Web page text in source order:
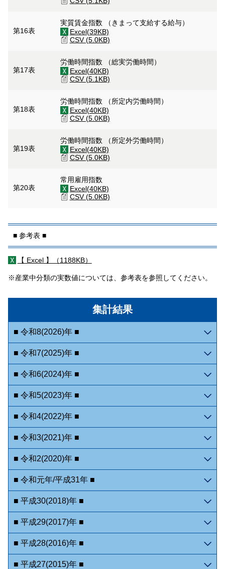
集計結果
■ 令和8(2026)年 ■
■ 令和7(2025)年 ■
■ 令和6(2024)年 ■
■ 令和5(2023)年 ■
■ 令和4(2022)年 ■
■ 令和3(2021)年 ■
■ 令和2(2020)年 ■
■ 令和元年/平成31年 ■
■ 平成30(2018)年 ■
■ 平成29(2017)年 ■
■ 平成28(2016)年 ■
■ 平成27(2015)年 ■
第16表
実質賃金指数 （きまって支給する給与）
Excel(39KB)
CSV (5.0KB)
第17表
労働時間指数 （総実労働時間）
Excel(40KB)
CSV (5.1KB)
第18表
労働時間指数 （所定内労働時間）
Excel(40KB)
CSV (5.0KB)
第19表
労働時間指数 （所定外労働時間）
Excel(40KB)
CSV (5.0KB)
第20表
常用雇用指数
Excel(40KB)
CSV (5.0KB)
■ 参考表 ■
【 Excel 】（1188KB）
※産業中分類の実数値については、参考表を参照してください。